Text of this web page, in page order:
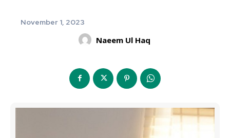
November 1, 2023
Naeem Ul Haq